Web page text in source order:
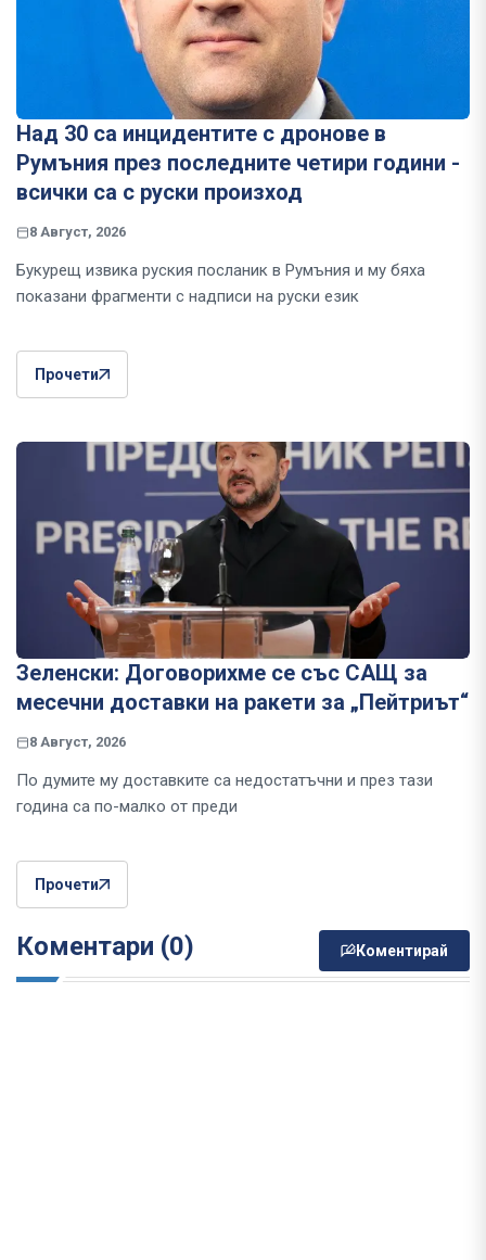
Над 30 са инцидентите с дронове в
Румъния през последните четири години -
всички са с руски произход
8 Август, 2026
Букурещ извика руския посланик в Румъния и му бяха
показани фрагменти с надписи на руски език
Прочети
Зеленски: Договорихме се със САЩ за
месечни доставки на ракети за „Пейтриът“
8 Август, 2026
По думите му доставките са недостатъчни и през тази
година са по-малко от преди
Прочети
Коментари (0) Коментирай